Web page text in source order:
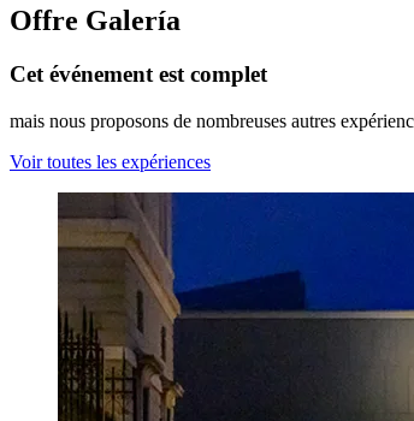
Offre Galería
Cet événement est complet
mais nous proposons de nombreuses autres
Voir toutes les expériences